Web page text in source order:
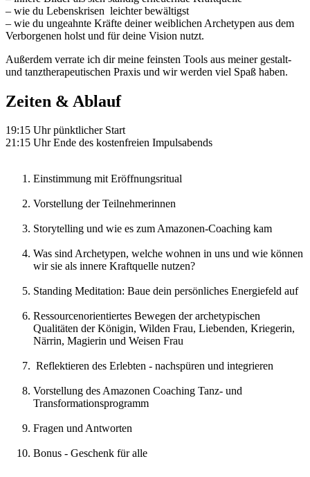
– wie du Lebenskrisen leichter bewältigst
– wie du ungeahnte Kräfte deiner weiblichen Archetypen aus dem
Verborgenen holst und für deine Vision nutzt.
Außerdem verrate ich dir meine feinsten Tools aus meiner gestalt-
und tanztherapeutischen Praxis und wir werden viel Spaß haben.
Zeiten & Ablauf
19:15 Uhr pünktlicher Start
21:15 Uhr Ende des kostenfreien Impulsabends
Einstimmung mit Eröffnungsritual
Vorstellung der Teilnehmerinnen
Storytelling und wie es zum Amazonen-Coaching kam
Was sind Archetypen, welche wohnen in uns und wie können
wir sie als innere Kraftquelle nutzen?
Standing Meditation: Baue dein persönliches Energiefeld auf
Ressourcenorientiertes Bewegen der archetypischen
Qualitäten der Königin, Wilden Frau, Liebenden, Kriegerin,
Närrin, Magierin und Weisen Frau
Reflektieren des Erlebten - nachspüren und integrieren
Vorstellung des Amazonen Coaching Tanz- und
Transformationsprogramm
Fragen und Antworten
Bonus - Geschenk für alle